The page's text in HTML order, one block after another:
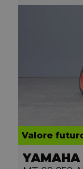
Valore